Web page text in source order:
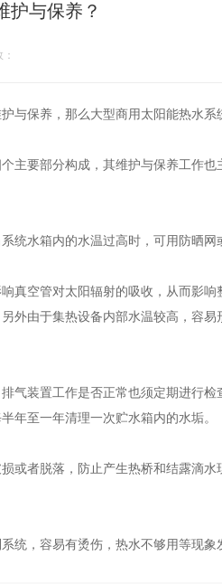
护与保养？
与保养，那么大型商用太阳能热水
主要部分构成，其维护与保养工作
统水箱内的水温过高时，可用防晒网
真空管对太阳辐射的吸收，从而影响
外由于集热设备内部水温较高，容易
气装置工作是否正常也须定期进行检
年至一年清理一次贮水箱内的水垢。
或者脱落，防止产生热桥和结露滴水
统，容易有烫伤，热水不够用等现象